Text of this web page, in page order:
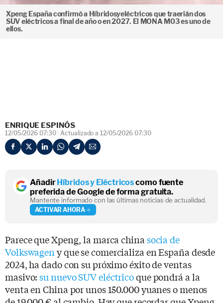
Xpeng España confirmó a Híbridosyeléctricos que traerián dos
SUV eléctricos a final de año o en 2027. El MONA M03 es uno de
ellos.
ENRIQUE ESPINÓS
12/05/2026 07:30 Actualizado a 12/05/2026 07:30
AñadirHíbridos y Eléctricoscomo fuente
preferida de Google de forma gratuita.
Mantente informado con las últimas noticias de actualidad.
ACTIVAR AHORA
Parece que Xpeng, la marca china socia de
Volkswageny que se comercializa en España desde
2024, ha dado con su próximo éxito de ventas
masivo:su nuevo SUV eléctricoque pondrá a la
venta en China por unos 150.000 yuanes o menos